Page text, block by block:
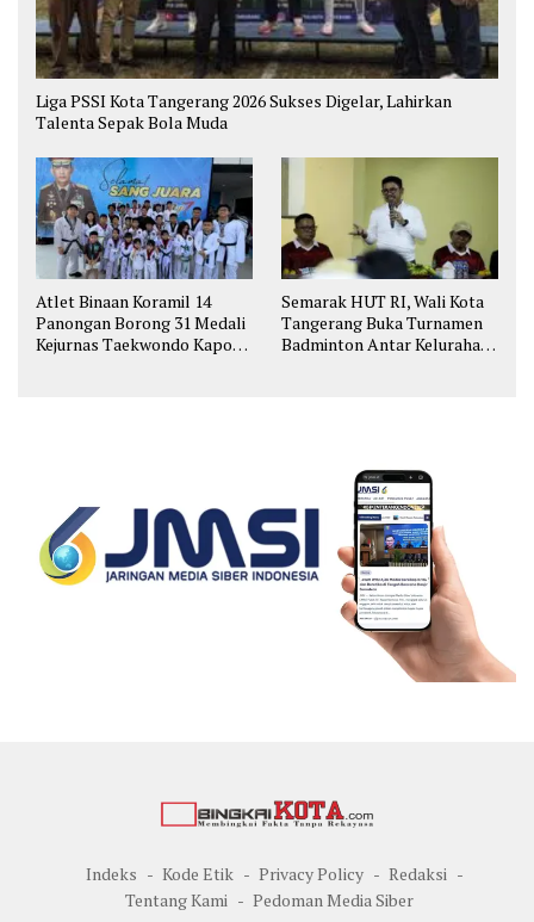
Liga PSSI Kota Tangerang 2026 Sukses Digelar, Lahirkan
Talenta Sepak Bola Muda
Atlet Binaan Koramil 14
Panongan Borong 31 Medali
Kejurnas Taekwondo Kapolri
Semarak HUT RI, Wali Kota
Tangerang Buka Turnamen
Badminton Antar Kelurahan
Indeks Kode Etik Privacy Policy
Redaksi
Tentang Kami
Pedoman Media Siber